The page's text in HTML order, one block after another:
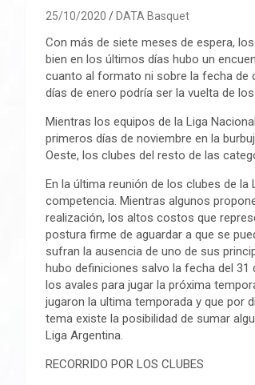
25/10/2020 DATA Basquet
Con más de siete meses de espera,
bien en los últimos días hubo un
cuanto al formato ni sobre la fecha de
días de enero podría ser la vuelta de
Mientras los equipos de la Liga
primeros días de noviembre en la
Oeste, los clubes del resto de las
En la última reunión de los clubes de
competencia. Mientras algunos
realización, los altos costos que
postura firme de aguardar a que se
sufran la ausencia de uno de sus
hubo definiciones salvo la fecha del
los avales para jugar la próxima
jugaron la ultima temporada y que por
tema existe la posibilidad de sumar
Liga Argentina.
RECORRIDO POR LOS CLUBES